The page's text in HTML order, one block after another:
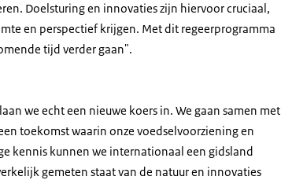
Doelsturing en innovaties zijn hiervoor cruciaal,
en perspectief krijgen. Met dit regeerprogramma
tijd verder gaan".
we echt een nieuwe koers in. We gaan samen met
toekomst waarin onze voedselvoorziening en
kennis kunnen we internationaal een gidsland
gemeten staat van de natuur en innovaties